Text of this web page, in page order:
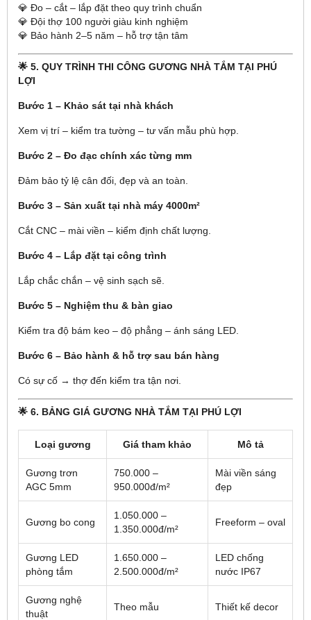
💎 Đo – cắt – lắp đặt theo quy trình chuẩn
💎 Đội thợ 100 người giàu kinh nghiệm
💎 Bảo hành 2–5 năm – hỗ trợ tận tâm
🌟 5. QUY TRÌNH THI CÔNG GƯƠNG NHÀ TẮM TẠI PHÚ
LỢI
Bước 1 – Khảo sát tại nhà khách
Xem vị trí – kiểm tra tường – tư vấn mẫu phù hợp.
Bước 2 – Đo đạc chính xác từng mm
Đảm bảo tỷ lệ cân đối, đẹp và an toàn.
Bước 3 – Sản xuất tại nhà máy 4000m²
Cắt CNC – mài viền – kiểm định chất lượng.
Bước 4 – Lắp đặt tại công trình
Lắp chắc chắn – vệ sinh sạch sẽ.
Bước 5 – Nghiệm thu & bàn giao
Kiểm tra độ bám keo – độ phẳng – ánh sáng LED.
Bước 6 – Bảo hành & hỗ trợ sau bán hàng
Có sự cố → thợ đến kiểm tra tận nơi.
🌟 6. BẢNG GIÁ GƯƠNG NHÀ TẮM TẠI PHÚ LỢI
Loại gương Giá tham khảo Mô tả
Gương trơn
AGC 5mm
750.000 –
950.000đ/m²
Mài viền sáng
đẹp
Gương bo cong
1.050.000 –
1.350.000đ/m²
Freeform – oval
Gương LED
phòng tắm
1.650.000 –
2.500.000đ/m²
LED chống
nước IP67
Gương nghệ
thuật
Theo mẫu Thiết kế decor